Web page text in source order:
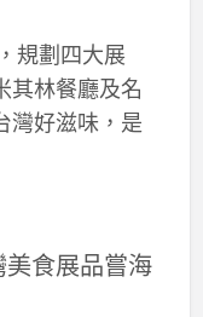
規劃四大展
其林餐廳及名
灣好滋味，是
食展品嘗海